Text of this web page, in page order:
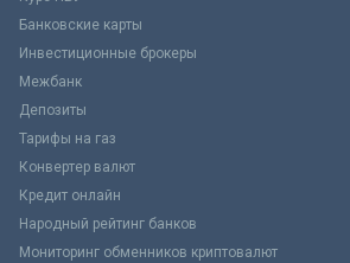
Банковские карты
Инвестиционные брокеры
Межбанк
Депозиты
Тарифы на газ
Конвертер валют
Кредит онлайн
Народный рейтинг банков
Мониторинг обменников криптовалют